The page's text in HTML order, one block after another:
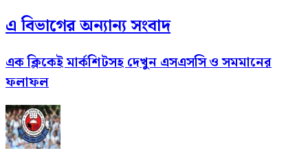
এ বিভাগের অন্যান্য সংবাদ
এক ক্লিকেই মার্কশিটসহ দেখুন এসএসসি ও সমমানের
ফলাফল